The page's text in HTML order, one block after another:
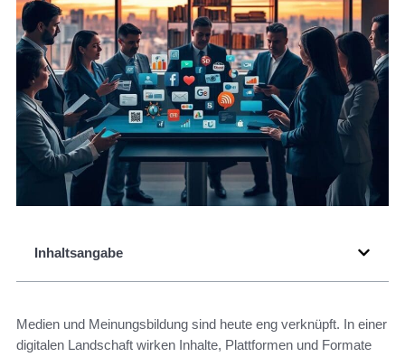
Inhaltsangabe
Medien und Meinungsbildung sind heute eng verknüpft. In einer
digitalen Landschaft wirken Inhalte, Plattformen und Formate